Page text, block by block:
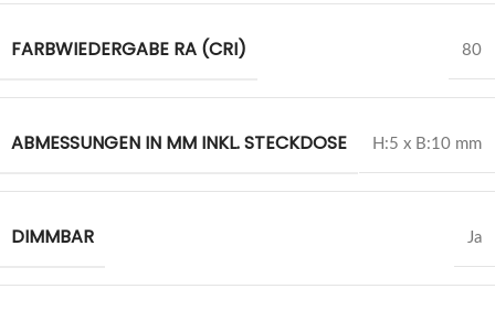
FARBWIEDERGABE RA (CRI) 80
ABMESSUNGEN IN MM INKL. STECKDOSE H:5 x B:10 mm
DIMMBAR Ja